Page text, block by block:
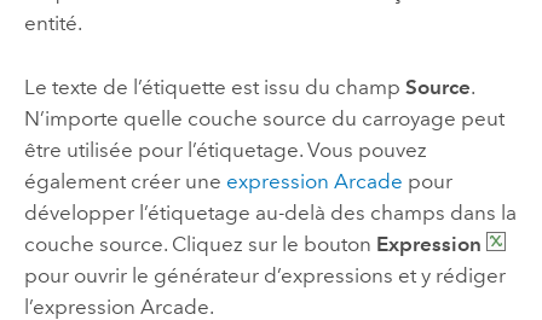
entité.
Le texte de l’étiquette est issu du champ Source.
N’importe quelle couche source du carroyage peut
être utilisée pour l’étiquetage. Vous pouvez
également créer une expression Arcade pour
développer l’étiquetage au-delà des champs dans la
couche source. Cliquez sur le bouton Expression
pour ouvrir le générateur d’expressions et y rédiger
l’expression Arcade.